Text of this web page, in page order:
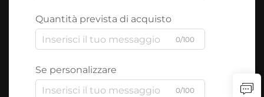
Quantità prevista di acquisto
0/100
Se personalizzare
0/100